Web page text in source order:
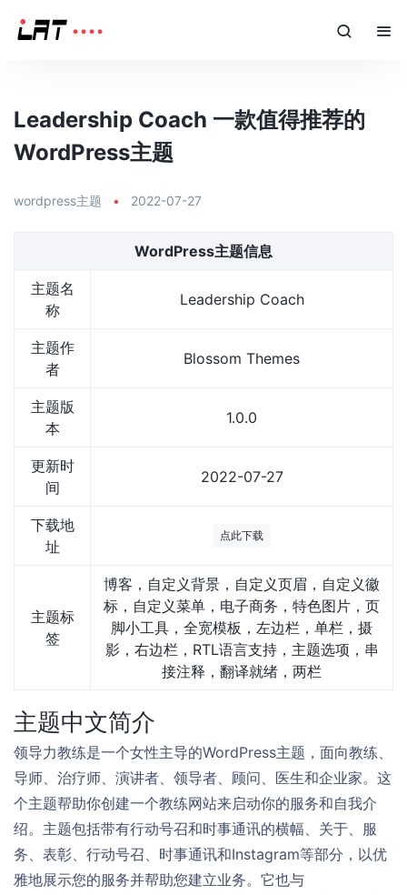
Leadership Coach 一款值得推荐的
WordPress主题
wordpress主题 • 2022-07-27
WordPress主题信息
主题名
称
Leadership Coach
主题作
者
Blossom Themes
主题版
本
1.0.0
更新时
间
2022-07-27
下载地
址
点此下载
主题标
签
博客，自定义背景，自定义页眉，自定义徽
标，自定义菜单，电子商务，特色图片，页
脚小工具，全宽模板，左边栏，单栏，摄
影，右边栏，RTL语言支持，主题选项，串
接注释，翻译就绪，两栏
主题中文简介
领导力教练是一个女性主导的WordPress主题，面向教练、
导师、治疗师、演讲者、领导者、顾问、医生和企业家。这
个主题帮助你创建一个教练网站来启动你的服务和自我介
绍。主题包括带有行动号召和时事通讯的横幅、关于、服
务、表彰、行动号召、时事通讯和Instagram等部分，以优
雅地展示您的服务并帮助您建立业务。它也与